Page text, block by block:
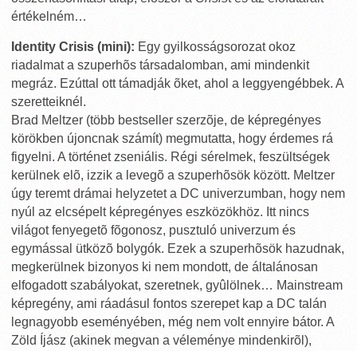
értékelném…
Identity Crisis (mini): Egy gyilkosságsorozat okoz
riadalmat a szuperhõs társadalomban, ami mindenkit
megráz. Ezúttal ott támadják õket, ahol a leggyengébbek. A
szeretteiknél.
Brad Meltzer (több bestseller szerzõje, de képregényes
körökben újoncnak számít) megmutatta, hogy érdemes rá
figyelni. A történet zseniális. Régi sérelmek, feszültségek
kerülnek elõ, izzik a levegõ a szuperhõsök között. Meltzer
úgy teremt drámai helyzetet a DC univerzumban, hogy nem
nyúl az elcsépelt képregényes eszközökhöz. Itt nincs
világot fenyegetõ fõgonosz, pusztuló univerzum és
egymással ütközõ bolygók. Ezek a szuperhõsök hazudnak,
megkerülnek bizonyos ki nem mondott, de általánosan
elfogadott szabályokat, szeretnek, gyûlölnek… Mainstream
képregény, ami ráadásul fontos szerepet kap a DC talán
legnagyobb eseményében, még nem volt ennyire bátor. A
Zöld Íjász (akinek megvan a véleménye mindenkirõl),